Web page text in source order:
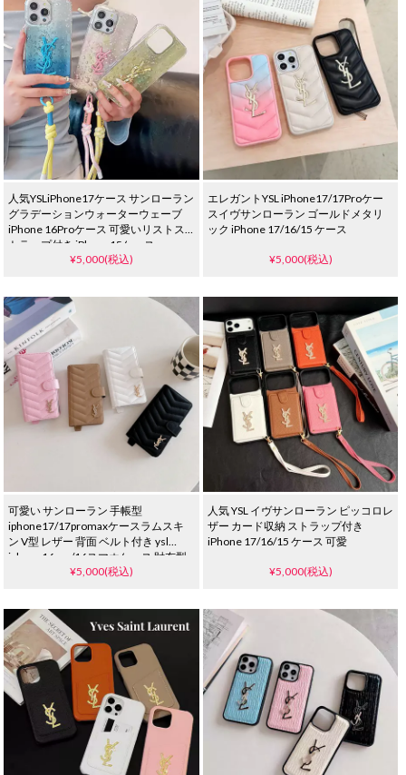
人気YSLiPhone17ケース サンローラン
グラデーションウォーターウェーブ
iPhone 16Proケース 可愛いリストス
トラップ付き iPhone15ケース
¥5,000(税込)
エレガントYSL iPhone17/17Proケー
スイヴサンローラン ゴールドメタリ
ック iPhone 17/16/15 ケース
¥5,000(税込)
可愛い サンローラン 手帳型
iphone17/17promaxケースラムスキ
ン V型 レザー 背面 ベルト付き ysl
iphone16pro/16スマホケース 財布型
¥5,000(税込)
人気 YSL イヴサンローラン ピッコロレ
ザー カード収納 ストラップ付き
iPhone 17/16/15 ケース 可愛
¥5,000(税込)